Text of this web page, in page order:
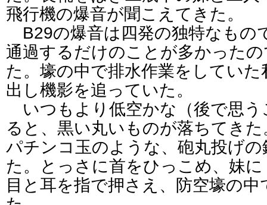
飛行機の爆音が聞こえてきた。
B29の爆音は四発の独特なもの
通過するだけのことが多かった
た。壕の中で排水作業をしてい
出し機影を追っていた。
いつもより低空かな（後で思う
ると、黒い丸いものが落ちてき
パチンコ玉のような、砲丸投げ
た。とっさに首をひっこめ、妹
目と耳を指で押さえ、防空壕の